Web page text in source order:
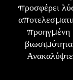
προσφέρει
προηγμένη